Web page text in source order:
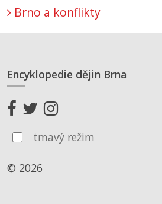
Brno a konflikty
Encyklopedie dějin Brna
tmavý režim
© 2026